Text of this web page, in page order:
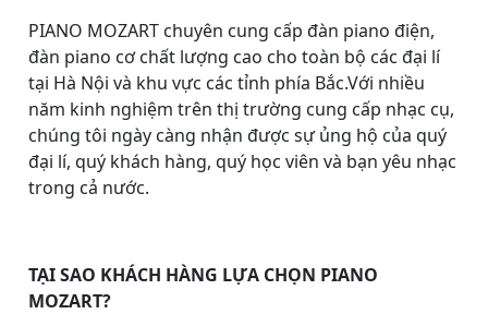
PIANO MOZART chuyên cung cấp đàn piano điện,
đàn piano cơ chất lượng cao cho toàn bộ các đại lí
tại Hà Nội và khu vực các tỉnh phía Bắc.Với nhiều
năm kinh nghiệm trên thị trường cung cấp nhạc cụ,
chúng tôi ngày càng nhận được sự ủng hộ của quý
đại lí, quý khách hàng, quý học viên và bạn yêu nhạc
trong cả nước.
TẠI SAO KHÁCH HÀNG LỰA CHỌN PIANO
MOZART?